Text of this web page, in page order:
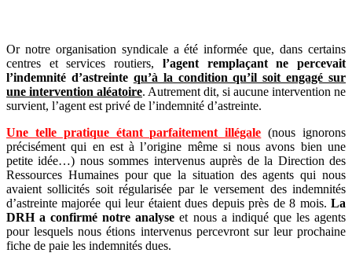
Or notre organisation syndicale a été informée que, dans certains
centres et services routiers, l’agent remplaçant ne percevait
l’indemnité d’astreinte qu’à la condition qu’il soit engagé sur
une intervention aléatoire. Autrement dit, si aucune intervention ne
survient, l’agent est privé de l’indemnité d’astreinte.
Une telle pratique étant parfaitement illégale (nous ignorons
précisément qui en est à l’origine même si nous avons bien une
petite idée…) nous sommes intervenus auprès de la Direction des
Ressources Humaines pour que la situation des agents qui nous
avaient sollicités soit régularisée par le versement des indemnités
d’astreinte majorée qui leur étaient dues depuis près de 8 mois. La
DRH a confirmé notre analyse et nous a indiqué que les agents
pour lesquels nous étions intervenus percevront sur leur prochaine
fiche de paie les indemnités dues.